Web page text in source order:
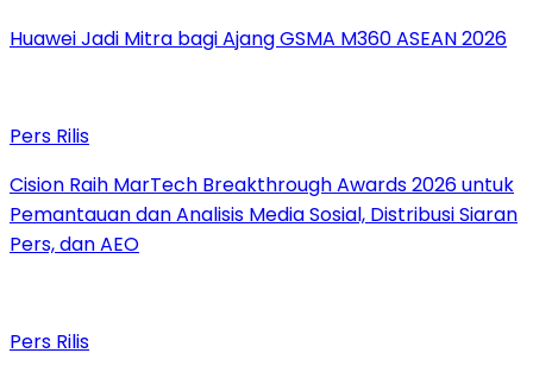
Huawei Jadi Mitra bagi Ajang GSMA M360 ASEAN 2026
Pers Rilis
Cision Raih MarTech Breakthrough Awards 2026 untuk
Pemantauan dan Analisis Media Sosial, Distribusi Siaran
Pers, dan AEO
Pers Rilis